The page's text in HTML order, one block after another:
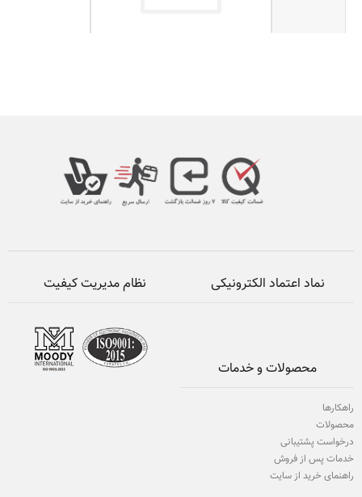
نظام مدیریت کیفیت نماد اعتماد الکترونیکی
محصولات و خدمات
راهکارها
محصولات
درخواست پشتیبانی
خدمات پس از فروش
راهنمای خرید از سایت